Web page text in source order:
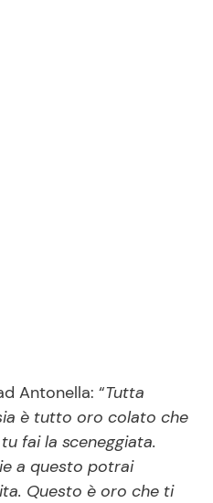
Antonella: “Tutta
è tutto oro colato che
fai la sceneggiata.
a questo potrai
Questo è oro che ti